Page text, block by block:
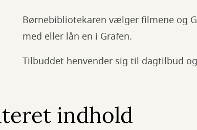
Børnebibliotekaren vælger filmene og
med eller lån en i Grafen.
Tilbuddet henvender sig til dagtilbud
indhold